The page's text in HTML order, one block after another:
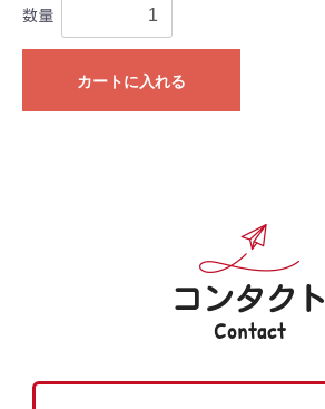
数量
カートに入れる
コンタクト
Contact